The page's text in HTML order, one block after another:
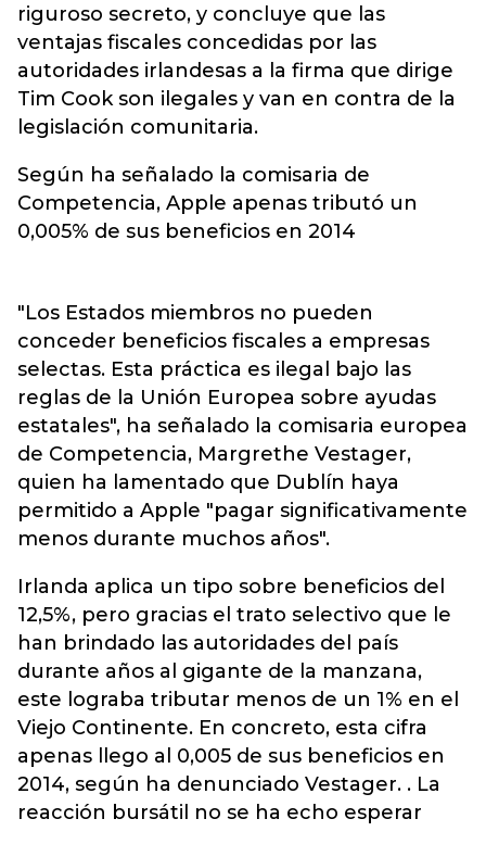
riguroso secreto, y concluye que las
ventajas fiscales concedidas por las
autoridades irlandesas a la firma que dirige
Tim Cook son ilegales y van en contra de la
legislación comunitaria.
Según ha señalado la comisaria de
Competencia, Apple apenas tributó un
0,005% de sus beneficios en 2014
"Los Estados miembros no pueden
conceder beneficios fiscales a empresas
selectas. Esta práctica es ilegal bajo las
reglas de la Unión Europea sobre ayudas
estatales", ha señalado la comisaria europea
de Competencia, Margrethe Vestager,
quien ha lamentado que Dublín haya
permitido a Apple "pagar significativamente
menos durante muchos años".
Irlanda aplica un tipo sobre beneficios del
12,5%, pero gracias el trato selectivo que le
han brindado las autoridades del país
durante años al gigante de la manzana,
este lograba tributar menos de un 1% en el
Viejo Continente. En concreto, esta cifra
apenas llego al 0,005 de sus beneficios en
2014, según ha denunciado Vestager. . La
reacción bursátil no se ha echo esperar